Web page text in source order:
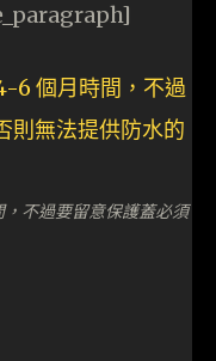
不過要留意保護蓋必須